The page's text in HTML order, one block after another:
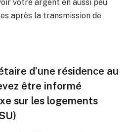
votre argent en aussi peu
après la transmission de
d’une résidence au
être informé
sur les logements